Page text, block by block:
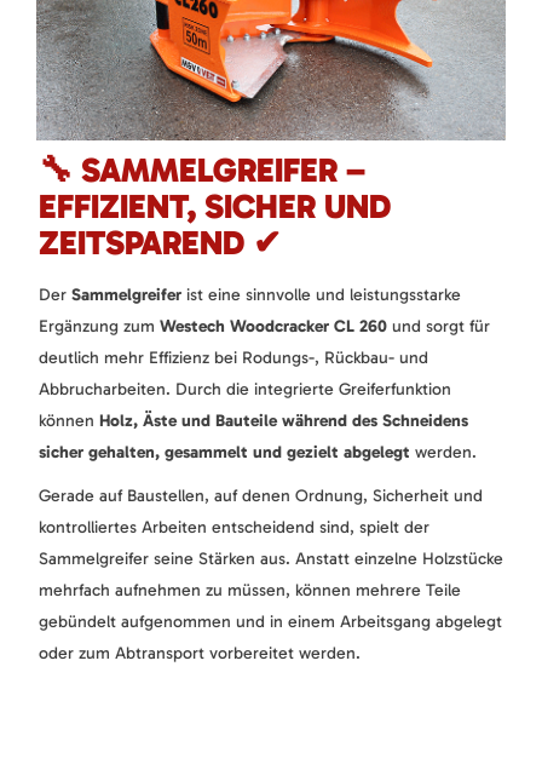
🔧 SAMMELGREIFER –
EFFIZIENT, SICHER UND
ZEITSPAREND ✔
Der Sammelgreifer ist eine sinnvolle und leistungsstarke
Ergänzung zum Westech Woodcracker CL 260 und sorgt für
deutlich mehr Effizienz bei Rodungs-, Rückbau- und
Abbrucharbeiten. Durch die integrierte Greiferfunktion
können Holz, Äste und Bauteile während des Schneidens
sicher gehalten, gesammelt und gezielt abgelegt werden.
Gerade auf Baustellen, auf denen Ordnung, Sicherheit und
kontrolliertes Arbeiten entscheidend sind, spielt der
Sammelgreifer seine Stärken aus. Anstatt einzelne Holzstücke
mehrfach aufnehmen zu müssen, können mehrere Teile
gebündelt aufgenommen und in einem Arbeitsgang abgelegt
oder zum Abtransport vorbereitet werden.